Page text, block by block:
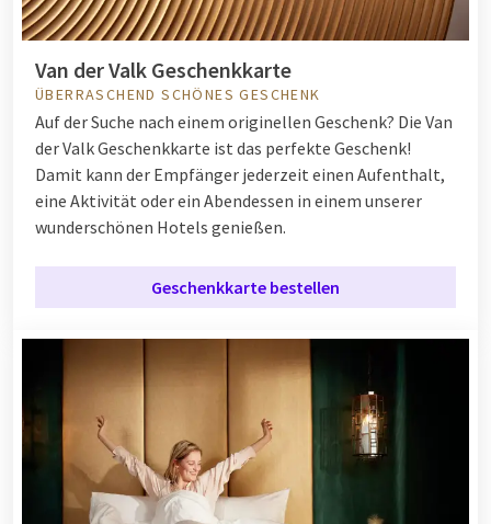
Van der Valk Geschenkkarte
ÜBERRASCHEND SCHÖNES GESCHENK
Auf der Suche nach einem originellen Geschenk? Die Van
der Valk Geschenkkarte ist das perfekte Geschenk!
Damit kann der Empfänger jederzeit einen Aufenthalt,
eine Aktivität oder ein Abendessen in einem unserer
wunderschönen Hotels genießen.
Geschenkkarte bestellen